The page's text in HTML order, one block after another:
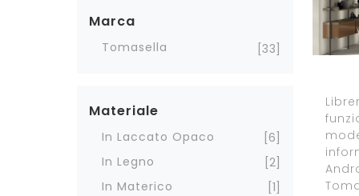
Marca
Tomasella 33
Materiale
In Laccato Opaco
6
In Legno
2
In Materico
1